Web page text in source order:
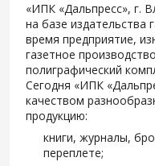
«ИПК «Дальпресс», г.
на базе издательства
время предприятие,
газетное
полиграфический
Сегодня «ИПК
качеством
продукцию:
книги, журналы,
переплете;